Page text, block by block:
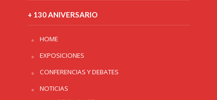
+ 130 ANIVERSARIO
HOME
EXPOSICIONES
CONFERENCIAS Y DEBATES
NOTICIAS